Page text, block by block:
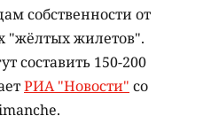
собственности от
"жёлтых жилетов".
составить 150-200
РИА "Новости" со